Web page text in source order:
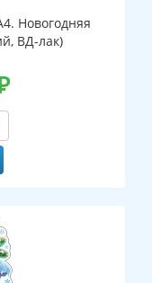
Новогодняя
ВД-лак)